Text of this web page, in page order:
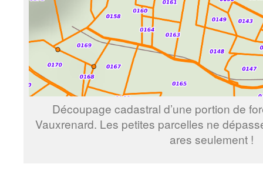
Découpage cadastral d’une portion de
Vauxrenard. Les petites parcelles ne
ares seulement !